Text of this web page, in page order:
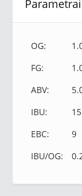
Parametrai
OG:
FG:
ABV:
IBU:
15
EBC:
9
IBU/OG: